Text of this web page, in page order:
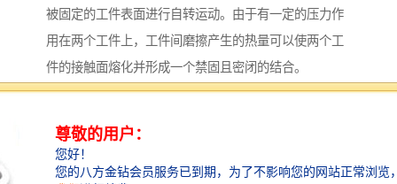
被固定的工件表面进行自转运动。由于有一定的压力作
用在两个工件上，工件间磨擦产生的热量可以使两个工
件的接触面熔化并形成一个禁固且密闭的结合。